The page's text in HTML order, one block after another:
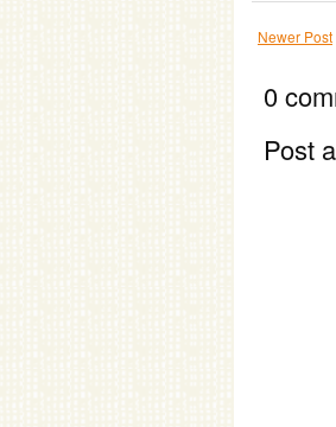
Newer Post
0
Post